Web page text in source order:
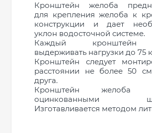
Кронштейн желоба
для крепления желоба к
конструкции и дает
уклон водосточной системе.
Каждый кронштейн
выдерживать нагрузки до 75
Кронштейн следует
расстоянии не более 50
друга.
Кронштейн желоба
оцинкованными
Изготавливается методом